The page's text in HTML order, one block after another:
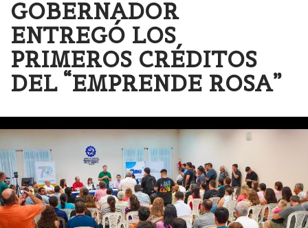
GOBERNADOR
ENTREGÓ LOS
PRIMEROS CRÉDITOS
DEL “EMPRENDE ROSA”